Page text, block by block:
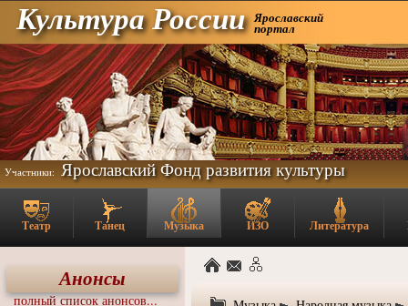
Культура России Ярославский
портал
Участники: Ярославский Фонд развития культуры
Театр Танец Музыка ИЗО Литература
Анонсы
полный список анонсов...